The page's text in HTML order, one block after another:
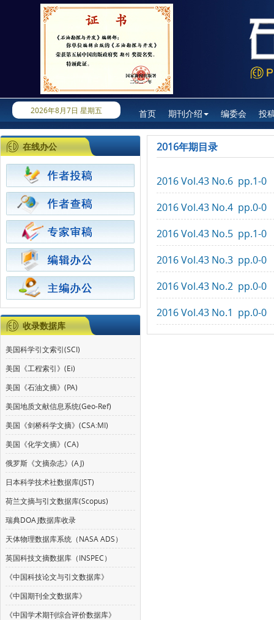
2026年8月7日 星期五 首页 期刊介绍 编委会 投
2016年期目录
2016 Vol.43 No.6 pp.1-0
2016 Vol.43 No.4 pp.0-0
2016 Vol.43 No.5 pp.1-0
2016 Vol.43 No.3 pp.0-0
2016 Vol.43 No.2 pp.0-0
2016 Vol.43 No.1 pp.0-0
在线办公
收录数据库
美国科学引文索引(SCI)
美国《工程索引》(Ei)
美国《石油文摘》(PA)
美国地质文献信息系统(Geo-Ref)
美国《剑桥科学文摘》(CSA:MI)
美国《化学文摘》(CA)
俄罗斯《文摘杂志》(AJ)
日本科学技术社数据库(JST)
荷兰文摘与引文数据库(Scopus)
瑞典DOAJ数据库收录
天体物理数据库系统（NASA ADS）
英国科技文摘数据库（INSPEC）
《中国科技论文与引文数据库》
《中国期刊全文数据库》
《中国学术期刊综合评价数据库》